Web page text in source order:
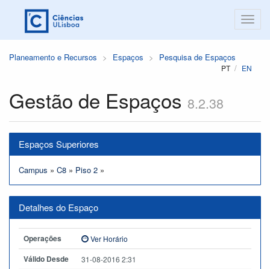
Planeamento e Recursos Espaços Pesquisa de Espaços
PT EN
Gestão de Espaços 8.2.38
Espaços Superiores
Campus » C8 » Piso 2 »
Detalhes do Espaço
Operações Ver Horário
Válido Desde 31-08-2016 2:31